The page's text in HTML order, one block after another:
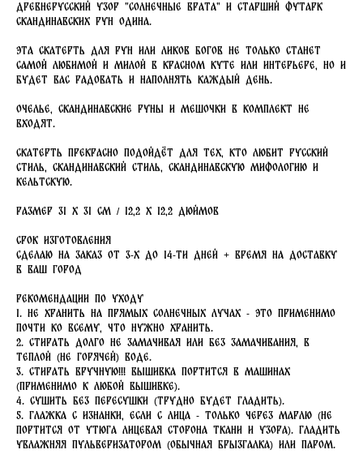
Древнерусский узор "Солнечные Врата" и Старший Футарк
Скандинавских Рун Одина.
Эта скатерть для Рун или Ликов Богов не только станет
самой любимой и милой в Красном Куте или интерьере, но и
будет Вас радовать и наполнять каждый день.
Очелье, Скандинавские Руны и мешочки в комплект не
входят.
Скатерть прекрасно подойдёт для тех, кто любит русский
стиль, скандинавский стиль, скандинавскую мифологию и
кельтскую.
Размер 31 х 31 см / 12,2 х 12,2 дюймов
Срок изготовления
Сделаю на заказ от 3-х до 14-ти дней + время на доставку
в ваш город
Рекомендации по уходу
1. Не хранить на прямых солнечных лучах - это применимо
почти ко всему, что нужно хранить.
2. Стирать долго не замачивая или без замачивания, в
теплой (не горячей) воде.
3. Стирать вручную!!! Вышивка портится в машинах
(применимо к любой вышивке).
4. Сушить без пересушки (трудно будет гладить).
5. Глажка с изнанки, если с лица - только через марлю (не
портится от утюга лицевая сторона ткани и узора). Гладить
увлажняя пульверизатором (обычная брызгалка) или паром.